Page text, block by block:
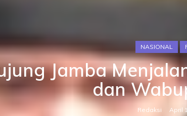
NASIONAL
Jamba
dan
Redaksi April